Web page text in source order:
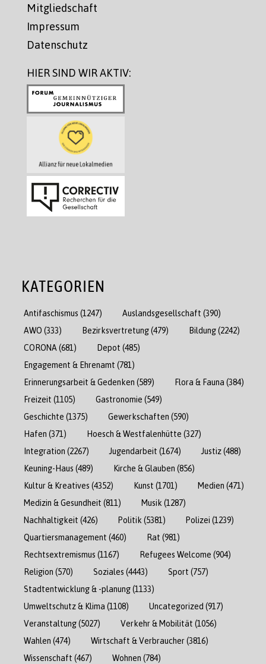
Mitgliedschaft
Impressum
Datenschutz
HIER SIND WIR AKTIV:
KATEGORIEN
Antifaschismus (1247) Auslandsgesellschaft (390)
AWO (333) Bezirksvertretung(479) Bildung(2242)
CORONA (681) Depot (485)
Engagement & Ehrenamt (781)
Erinnerungsarbeit & Gedenken (589) Flora & Fauna (384)
Freizeit (1105) Gastronomie (549)
Geschichte (1375) Gewerkschaften (590)
Hafen (371) Hoesch & Westfalenhütte (327)
Integration (2267) Jugendarbeit (1674) Justiz(488)
Keuning-Haus (489) Kirche & Glauben (856)
Kultur & Kreatives (4352) Kunst (1701) Medien (471)
Medizin & Gesundheit (811) Musik (1287)
Nachhaltigkeit (426) Politik (5381) Polizei (1239)
Quartiersmanagement (460) Rat (981)
Rechtsextremismus (1167) Refugees Welcome (904)
Religion (570) Soziales (4443) Sport (757)
Stadtentwicklung & -planung(1133)
Umweltschutz & Klima (1108) Uncategorized (917)
Veranstaltung(5027) Verkehr & Mobilität (1056)
Wahlen (474) Wirtschaft & Verbraucher(3816)
Wissenschaft (467) Wohnen (784)